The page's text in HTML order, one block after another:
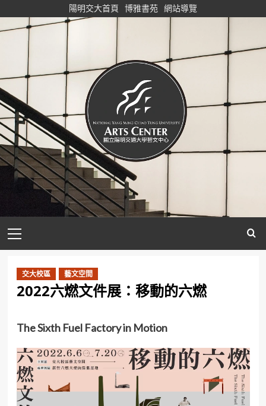
content
陽明交大首頁 博雅書苑 網站導覽
Menu
交大校區 藝文空間
2022六燃文件展：移動的六燃
The Sixth Fuel Factory in Motion